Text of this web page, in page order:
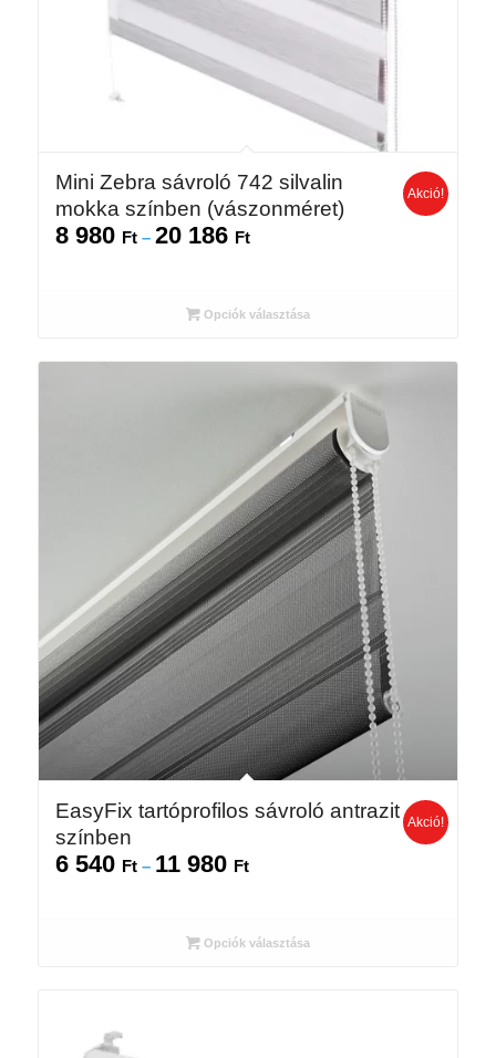
Mini Zebra sávroló 742 silvalin
mokka színben (vászonméret)
8 980 Ft – 20 186 FtÁrtartomány:
-
186 Ft
Akció!
Opciók választása
EasyFix tartóprofilos sávroló antrazit
színben
6 540 Ft – 11 980 FtÁrtartomány:
-
Akció!
Opciók választása